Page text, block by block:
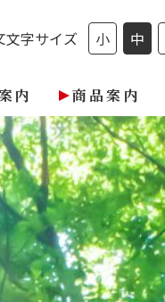
文字サイズ 小 中
内 商品案内